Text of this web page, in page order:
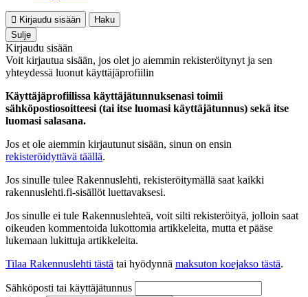
Kirjaudu sisään
Haku
Sulje
Kirjaudu sisään
Voit kirjautua sisään, jos olet jo aiemmin rekisteröitynyt ja sen
yhteydessä luonut käyttäjäprofiilin
Käyttäjäprofiilissa käyttäjätunnuksenasi toimii
sähköpostiosoitteesi (tai itse luomasi käyttäjätunnus) sekä itse
luomasi salasana.
Jos et ole aiemmin kirjautunut sisään, sinun on ensin
rekisteröidyttävä täällä.
Jos sinulle tulee Rakennuslehti, rekisteröitymällä saat kaikki
rakennuslehti.fi-sisällöt luettavaksesi.
Jos sinulle ei tule Rakennuslehteä, voit silti rekisteröityä, jolloin saat
oikeuden kommentoida lukottomia artikkeleita, mutta et pääse
lukemaan lukittuja artikkeleita.
Tilaa Rakennuslehti tästä tai hyödynnä maksuton koejakso tästä.
Sähköposti tai käyttäjätunnus